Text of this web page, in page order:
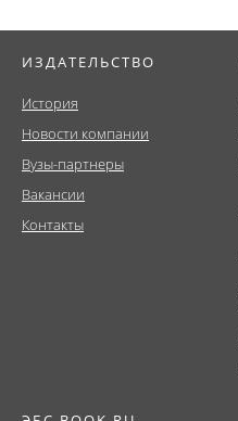
ИЗДАТЕЛЬСТВО
История
Новости компании
Вузы-партнеры
Вакансии
Контакты